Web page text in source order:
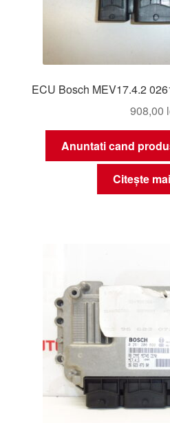
ECU Bosch MEV17.4.2
908,00
Anuntati cand
Citește